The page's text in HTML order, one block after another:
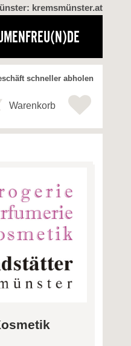
kremsmünster.at
schneller abholen
Warenkorb